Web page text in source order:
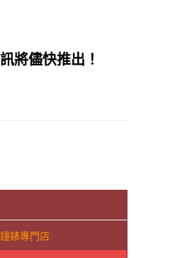
將儘快推出！
錶專門店